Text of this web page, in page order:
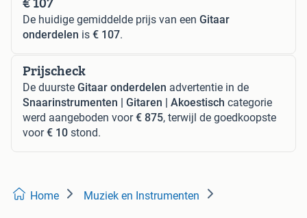
De huidige gemiddelde prijs van een Gitaar
onderdelen is € 107.
Prijscheck
De duurste Gitaar onderdelen advertentie in de
Snaarinstrumenten | Gitaren | Akoestisch categorie
werd aangeboden voor€ 875, terwijl de goedkoopste
voor€ 10 stond.
Home Muziek en Instrumenten